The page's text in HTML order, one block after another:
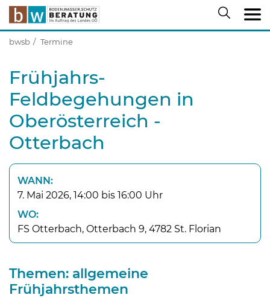
bwsb Termine
Frühjahrs-
Feldbegehungen in
Oberösterreich -
Otterbach
WANN:
7. Mai 2026, 14:00 bis 16:00 Uhr
WO:
FS Otterbach, Otterbach 9, 4782 St. Florian
Themen: allgemeine
Frühjahrsthemen